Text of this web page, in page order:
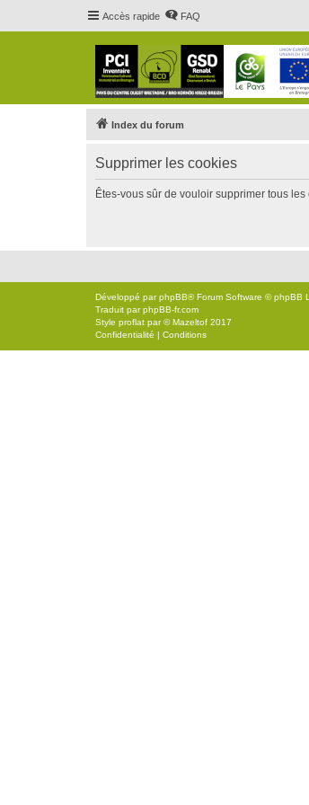
Accès rapide FAQ
Index du forum
Supprimer les cookies
Êtes-vous sûr de vouloir supprimer tous
Développé parphpBB® Forum Software © phpBB
Traduit parphpBB-fr.com
Style proflat par ©Mazeltof 2017
Confidentialité | Conditions